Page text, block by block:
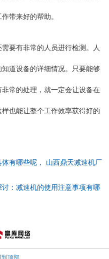
带来好的帮助。
要有非常的人员进行检测。人
道设备的详细情况。只要能够
常的处理，就一定会让设备在
也能让整个工作效率获得好的
有哪些呢， 山西鼎天减速机厂
：减速机的使用注意事项有哪
到顶部